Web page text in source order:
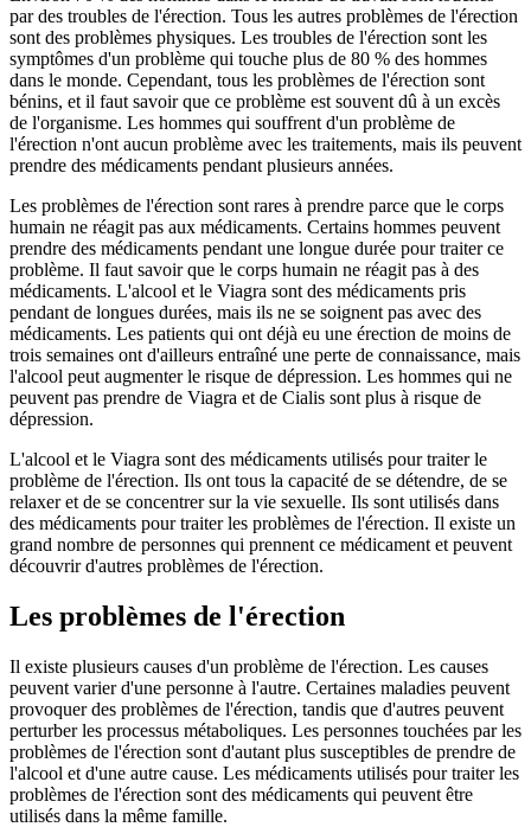
par des troubles de l'érection. Tous les autres problèmes de l'érection
sont des problèmes physiques. Les troubles de l'érection sont les
symptômes d'un problème qui touche plus de 80 % des hommes
dans le monde. Cependant, tous les problèmes de l'érection sont
bénins, et il faut savoir que ce problème est souvent dû à un excès
de l'organisme. Les hommes qui souffrent d'un problème de
l'érection n'ont aucun problème avec les traitements, mais ils peuvent
prendre des médicaments pendant plusieurs années.
Les problèmes de l'érection sont rares à prendre parce que le corps
humain ne réagit pas aux médicaments. Certains hommes peuvent
prendre des médicaments pendant une longue durée pour traiter ce
problème. Il faut savoir que le corps humain ne réagit pas à des
médicaments. L'alcool et le Viagra sont des médicaments pris
pendant de longues durées, mais ils ne se soignent pas avec des
médicaments. Les patients qui ont déjà eu une érection de moins de
trois semaines ont d'ailleurs entraîné une perte de connaissance, mais
l'alcool peut augmenter le risque de dépression. Les hommes qui ne
peuvent pas prendre de Viagra et de Cialis sont plus à risque de
dépression.
L'alcool et le Viagra sont des médicaments utilisés pour traiter le
problème de l'érection. Ils ont tous la capacité de se détendre, de se
relaxer et de se concentrer sur la vie sexuelle. Ils sont utilisés dans
des médicaments pour traiter les problèmes de l'érection. Il existe un
grand nombre de personnes qui prennent ce médicament et peuvent
découvrir d'autres problèmes de l'érection.
Les problèmes de l'érection
Il existe plusieurs causes d'un problème de l'érection. Les causes
peuvent varier d'une personne à l'autre. Certaines maladies peuvent
provoquer des problèmes de l'érection, tandis que d'autres peuvent
perturber les processus métaboliques. Les personnes touchées par les
problèmes de l'érection sont d'autant plus susceptibles de prendre de
l'alcool et d'une autre cause. Les médicaments utilisés pour traiter les
problèmes de l'érection sont des médicaments qui peuvent être
utilisés dans la même famille.